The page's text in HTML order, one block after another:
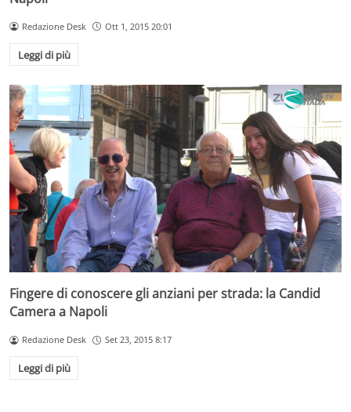
Redazione Desk Ott 1, 2015 20:01
Leggi di più
Fingere di conoscere gli anziani per strada: la Candid
Camera a Napoli
Redazione Desk Set 23, 2015 8:17
Leggi di più